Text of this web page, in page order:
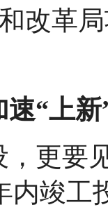
改革
“上新
更要
内竣工